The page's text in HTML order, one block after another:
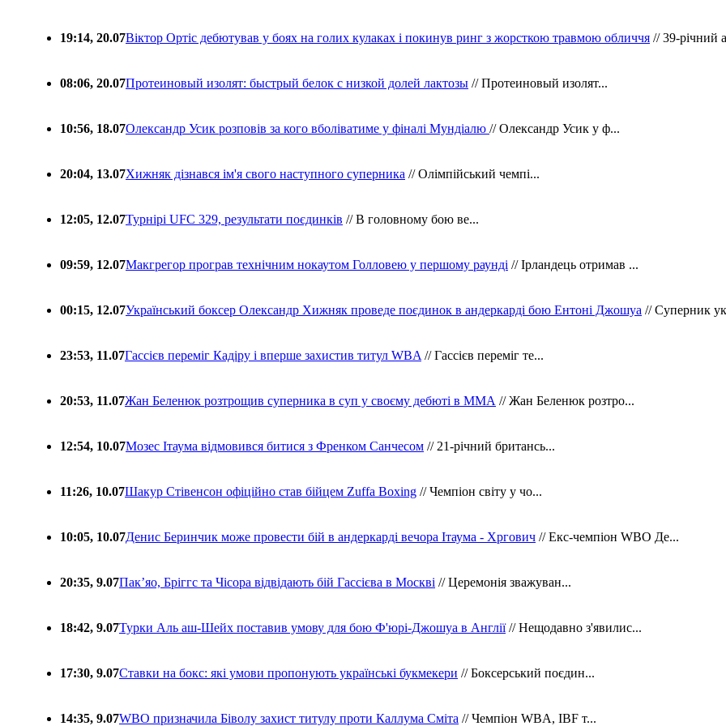
19:14, 20.07Віктор Ортіс дебютував у боях на голих кулаках і покинув ринг з жорсткою травмою обличчя // 39-річний
08:06, 20.07Протеиновый изолят: быстрый белок с низкой долей лактозы // Протеиновый изолят...
10:56, 18.07Олександр Усик розповів за кого вболіватиме у фіналі Мундіалю // Олександр Усик у ф...
20:04, 13.07Хижняк дізнався ім'я свого наступного суперника // Олімпійський чемпі...
12:05, 12.07Турнірі UFC 329, результати поєдинків // В головному бою ве...
09:59, 12.07Макгрегор програв технічним нокаутом Голловею у першому раунді // Ірландець отримав ...
00:15, 12.07Український боксер Олександр Хижняк проведе поєдинок в андеркарді бою Ентоні Джошуа // Суперник
23:53, 11.07Гассієв переміг Кадіру і вперше захистив титул WBA // Гассієв переміг те...
20:53, 11.07Жан Беленюк розтрощив суперника в суп у своєму дебюті в ММА // Жан Беленюк розтро...
12:54, 10.07Мозес Ітаума відмовився битися з Френком Санчесом // 21-річний британсь...
11:26, 10.07Шакур Стівенсон офіційно став бійцем Zuffa Boxing // Чемпіон світу у чо...
10:05, 10.07Денис Беринчик може провести бій в андеркарді вечора Ітаума - Хргович // Екс-чемпіон WBO Де...
20:35, 9.07Пакʼяо, Бріггс та Чісора відвідають бій Гассієва в Москві // Церемонія зважуван...
18:42, 9.07Турки Аль аш-Шейх поставив умову для бою Ф'юрі-Джошуа в Англії// Нещодавно з'явилис...
17:30, 9.07Ставки на бокс: які умови пропонують українські букмекери // Боксерський поєдин...
14:35, 9.07WBO призначила Біволу захист титулу проти Каллума Сміта // Чемпіон WBA, IBF т...